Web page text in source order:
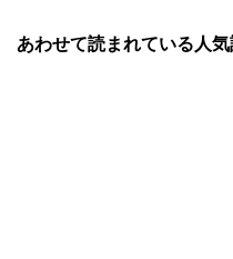
あわせて読まれている人